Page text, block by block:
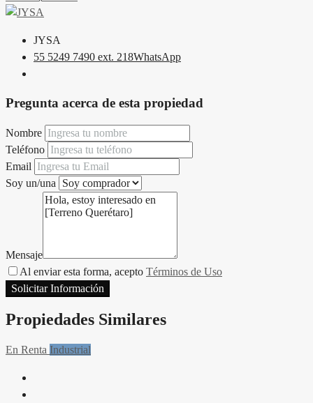
JYSA
55 5249 7490 ext. 218WhatsApp
Pregunta acerca de esta propiedad
Nombre
Teléfono
Email
Soy un/una
Mensaje
Al enviar esta forma, acepto Términos de Uso
Solicitar Información
Propiedades Similares
En Renta Industrial